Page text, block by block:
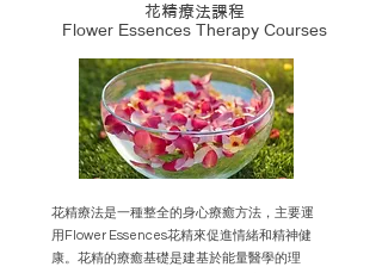
花精療法課程
Flower Essences Therapy Courses
花精療法是一種整全的身心療癒方法，主要運
用Flower Essences花精來促進情緒和精神健
康。花精的療癒基礎是建基於能量醫學的理